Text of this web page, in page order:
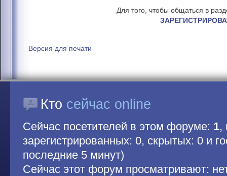
Для того, чтобы общаться в
Версия для печати
Кто сейчас online
Сейчас посетителей в этом форуме: 1,
зарегистрированных: 0, скрытых: 0 и
последние 5 минут)
Сейчас этот форум просматривают: